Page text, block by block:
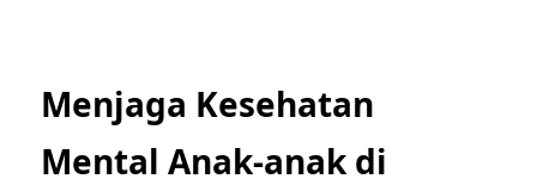
Menjaga Kesehatan
Mental Anak-anak di